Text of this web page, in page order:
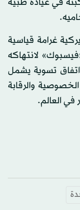
في عيادة طبية
غرامة قياسية
«فيسبوك» لانتهاكه
تسوية يشمل
والرقابة
في العالم.